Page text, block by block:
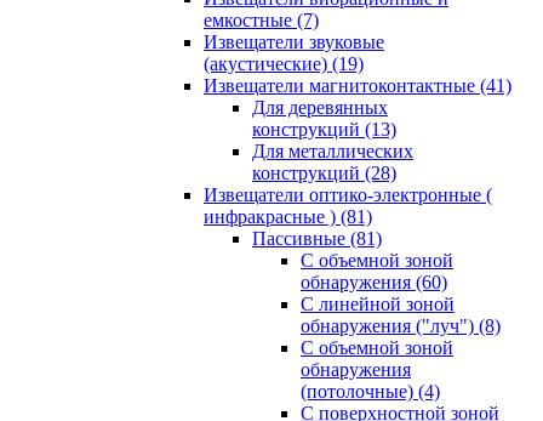
емкостные (7)
Извещатели звуковые
(акустические) (19)
Извещатели магнитоконтактные (41)
Для деревянных
конструкций (13)
Для металлических
конструкций (28)
Извещатели оптико-электронные (
инфракрасные ) (81)
Пассивные (81)
С объемной зоной
обнаружения (60)
С линейной зоной
обнаружения ("луч") (8)
С объемной зоной
обнаружения
(потолочные) (4)
С поверхностной зоной